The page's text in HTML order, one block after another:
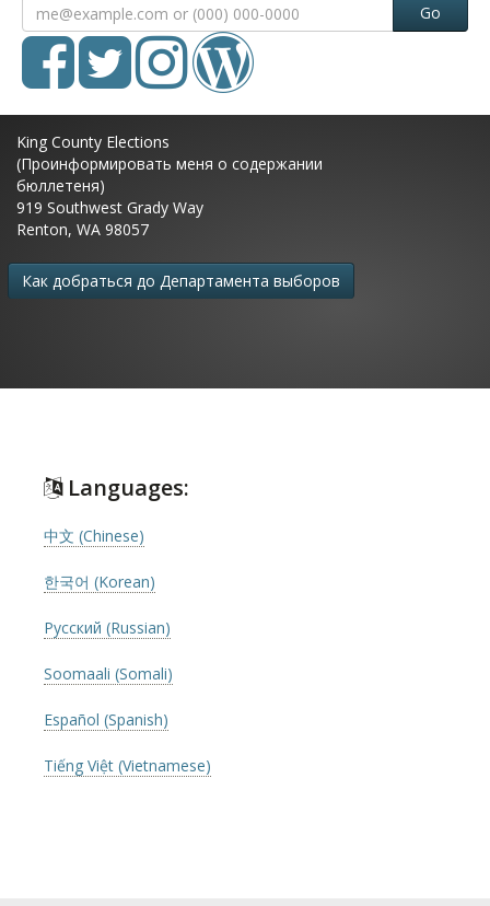
Go
King County Elections
(Проинформировать меня о содержании
бюллетеня)
919 Southwest Grady Way
Renton, WA 98057
Как добраться до Департамента выборов
Languages:
中文 (Chinese)
한국어 (Korean)
Русский (Russian)
Soomaali (Somali)
Español (Spanish)
Tiếng Việt (Vietnamese)